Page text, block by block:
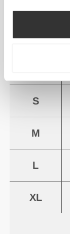
(in)
S
M
L
XL